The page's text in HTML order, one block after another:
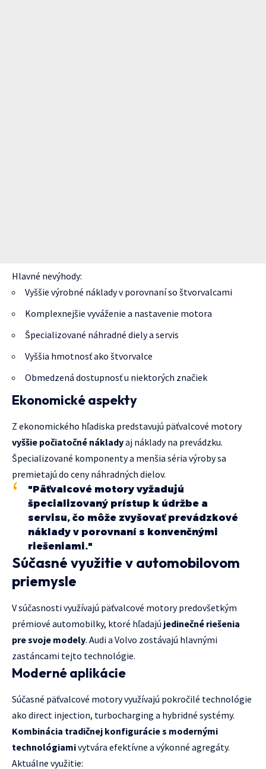
Hlavné nevýhody:
Vyššie výrobné náklady v porovnaní so štvorvalcami
Komplexnejšie vyváženie a nastavenie motora
Špecializované náhradné diely a servis
Vyššia hmotnosť ako štvorvalce
Obmedzená dostupnosť u niektorých značiek
Ekonomické aspekty
Z ekonomického hľadiska predstavujú päťvalcové motory
vyššie počiatočné nákladyaj náklady na prevádzku.
Špecializované komponenty a menšia séria výroby sa
premietajú do ceny náhradných dielov.
"Päťvalcové motory vyžadujú
špecializovaný prístup k údržbe a
servisu, čo môže zvyšovať prevádzkové
náklady v porovnaní s konvenčnými
riešeniami."
Súčasné využitie v automobilovom
priemysle
V súčasnosti využívajú päťvalcové motory predovšetkým
prémiové automobilky, ktoré hľadajú jedinečné riešenia
pre svoje modely. Audi a Volvo zostávajú hlavnými
zastáncami tejto technológie.
Moderné aplikácie
Súčasné päťvalcové motory využívajú pokročilé technológie
ako direct injection, turbocharging a hybridné systémy.
Kombinácia tradičnej konfigurácie s modernými
technológiamivytvára efektívne a výkonné agregáty.
Aktuálne využitie: